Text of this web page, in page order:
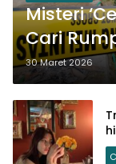
Misteri
Cari
Dijemput
30 Maret 2026